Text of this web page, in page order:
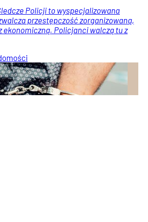
Policji to wyspecjalizowana
przestępczość zorganizowaną,
ekonomiczną. Policjanci walczą tu z